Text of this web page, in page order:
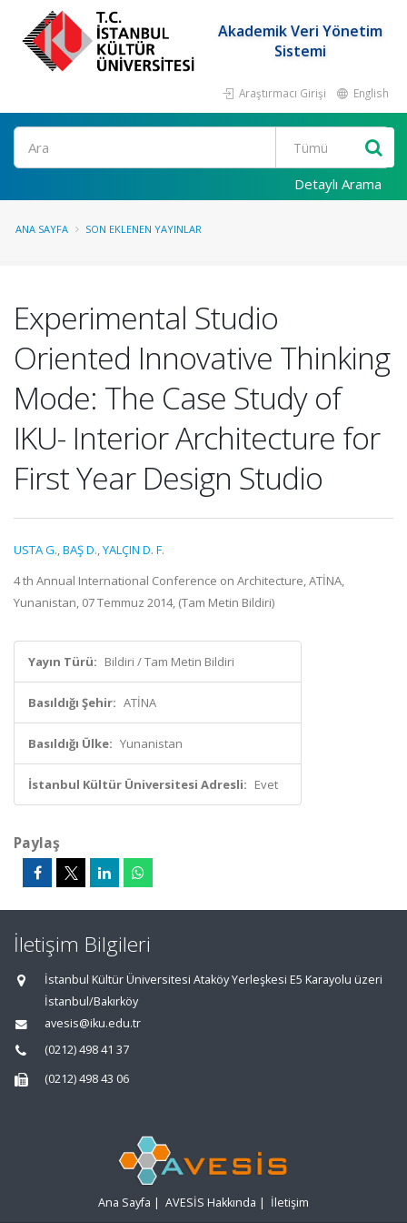
Akademik Veri Yönetim
Sistemi
Araştırmacı Girişi English
Ara
Detaylı Arama
ANA SAYFA SON EKLENEN YAYINLAR
Experimental Studio
Oriented Innovative Thinking
Mode: The Case Study of
IKU- Interior Architecture for
First Year Design Studio
USTA G.,BAŞ D.,YALÇIN D. F.
4 th Annual International Conference on Architecture, ATİNA,
Yunanistan, 07 Temmuz 2014, (Tam Metin Bildiri)
Yayın Türü: Bildiri / Tam Metin Bildiri
Basıldığı Şehir: ATİNA
Basıldığı Ülke: Yunanistan
İstanbul Kültür Üniversitesi Adresli: Evet
Paylaş
İletişim Bilgileri
İstanbul Kültür Üniversitesi Ataköy Yerleşkesi E5 Karayolu üzeri
İstanbul/Bakırköy
avesis@iku.edu.tr
(0212) 498 41 37
(0212) 498 43 06
Ana Sayfa | AVESİS Hakkında | İletişim